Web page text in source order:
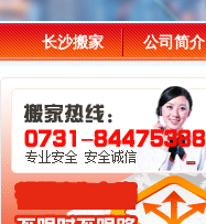
长沙搬家 公司简介